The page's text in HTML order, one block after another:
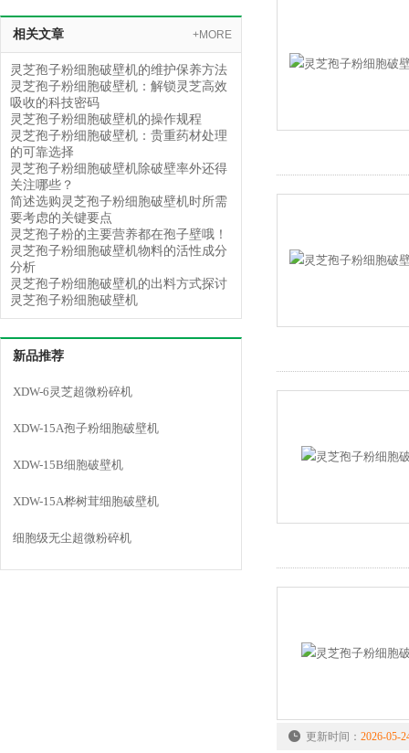
相关文章 +MORE
灵芝孢子粉细胞破壁机的维护保养方法
灵芝孢子粉细胞破壁机：解锁灵芝高效
吸收的科技密码
灵芝孢子粉细胞破壁机的操作规程
灵芝孢子粉细胞破壁机：贵重药材处理
的可靠选择
灵芝孢子粉细胞破壁机除破壁率外还得
关注哪些？
简述选购灵芝孢子粉细胞破壁机时所需
要考虑的关键要点
灵芝孢子粉的主要营养都在孢子壁哦！
灵芝孢子粉细胞破壁机物料的活性成分
分析
灵芝孢子粉细胞破壁机的出料方式探讨
灵芝孢子粉细胞破壁机
新品推荐
XDW-6灵芝超微粉碎机
XDW-15A孢子粉细胞破壁机
XDW-15B细胞破壁机
XDW-15A桦树茸细胞破壁机
细胞级无尘超微粉碎机
更新时间： 2026-05-